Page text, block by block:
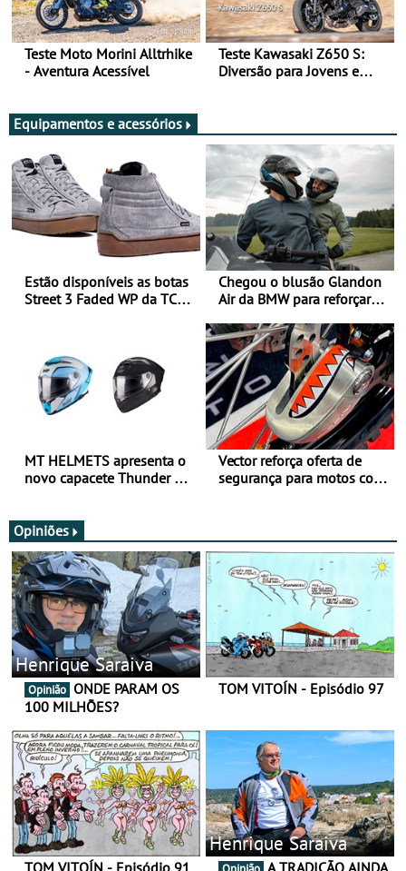
Teste Moto Morini Alltrhike
- Aventura Acessível
Teste Kawasaki Z650 S:
Diversão para Jovens e
Equipamentos e acessórios
Estão disponíveis as botas
Street 3 Faded WP da TCX
Chegou o blusão Glandon
Air da BMW para reforçar
verão
MT HELMETS apresenta o
novo capacete Thunder 4 R
Vector reforça oferta de
segurança para motos com
Opiniões
Henrique Saraiva
Opinião
100 MILHÕES?
TOM VITOÍN - Episódio 97
TOM VITOÍN - Episódio 91
Henrique Saraiva